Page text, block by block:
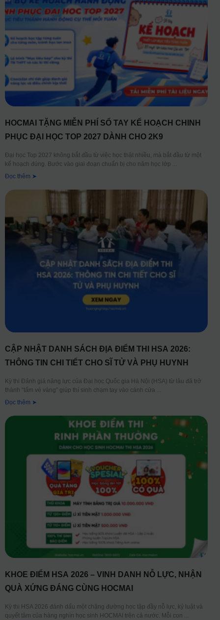
HOCMAI TẶNG MIỄN PHÍ SỔ TAY KẾ HOẠCH CHINH
PHỤC ĐẠI HỌC TOP 2027 DÀNH CHO 2K9
Đại học Top 2027 không bắt đầu từ việc học thật nhiều, mà bắt đầu từ một
kế hoạch đúng. Bước vào giai đoạn chuẩn bị cho năm học lớp
Đọc thêm ➤
CẬP NHẬT DANH SÁCH ĐỊA ĐIỂM THI HSA 2026:
THÔNG TIN CHI TIẾT CHO SĨ TỬ VÀ PHỤ HUYNH
Kỳ thi Đánh giá năng lực của Đại học Quốc gia Hà Nội (HSA) từ lâu đã trở
thành “tấm vé vàng” giúp thí sinh chạm tay vào cánh cửa
Đọc thêm ➤
KHOE ĐIỂM HSA 2026 – VINH DANH NỖ LỰC, NHẬN
QUÀ XỨNG ĐÁNG CÙNG HOCMAI
Kỳ thi HSA 2026 đánh dấu một chặng đường học tập đầy nỗ lực, kỷ luật và
quyết tâm của hàng nghìn học sinh HOCMAI trên cả nước. Mỗi con